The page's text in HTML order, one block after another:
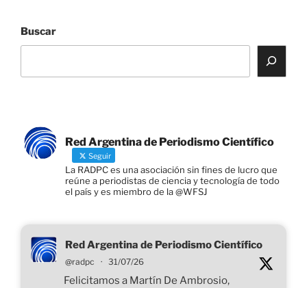
Buscar
Red Argentina de Periodismo Científico
Seguir
La RADPC es una asociación sin fines de lucro que
reúne a periodistas de ciencia y tecnología de todo
el país y es miembro de la @WFSJ
Red Argentina de Periodismo Científico
@radpc · 31/07/26
Felicitamos a Martín De Ambrosio,